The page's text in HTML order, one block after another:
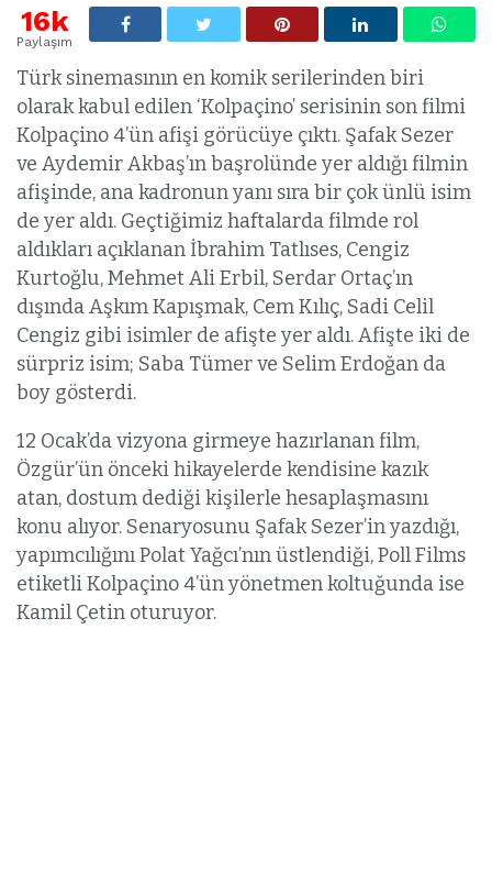
16k
Paylaşım
Türk sinemasının en komik serilerinden biri
olarak kabul edilen ‘Kolpaçino’ serisinin son filmi
Kolpaçino 4’ün afişi görücüye çıktı. Şafak Sezer
ve Aydemir Akbaş’ın başrolünde yer aldığı filmin
afişinde, ana kadronun yanı sıra bir çok ünlü isim
de yer aldı. Geçtiğimiz haftalarda filmde rol
aldıkları açıklanan İbrahim Tatlıses, Cengiz
Kurtoğlu, Mehmet Ali Erbil, Serdar Ortaç’ın
dışında Aşkım Kapışmak, Cem Kılıç, Sadi Celil
Cengiz gibi isimler de afişte yer aldı. Afişte iki de
sürpriz isim; Saba Tümer ve Selim Erdoğan da
boy gösterdi.
12 Ocak’da vizyona girmeye hazırlanan film,
Özgür’ün önceki hikayelerde kendisine kazık
atan, dostum dediği kişilerle hesaplaşmasını
konu alıyor. Senaryosunu Şafak Sezer’in yazdığı,
yapımcılığını Polat Yağcı’nın üstlendiği, Poll Films
etiketli Kolpaçino 4’ün yönetmen koltuğunda ise
Kamil Çetin oturuyor.